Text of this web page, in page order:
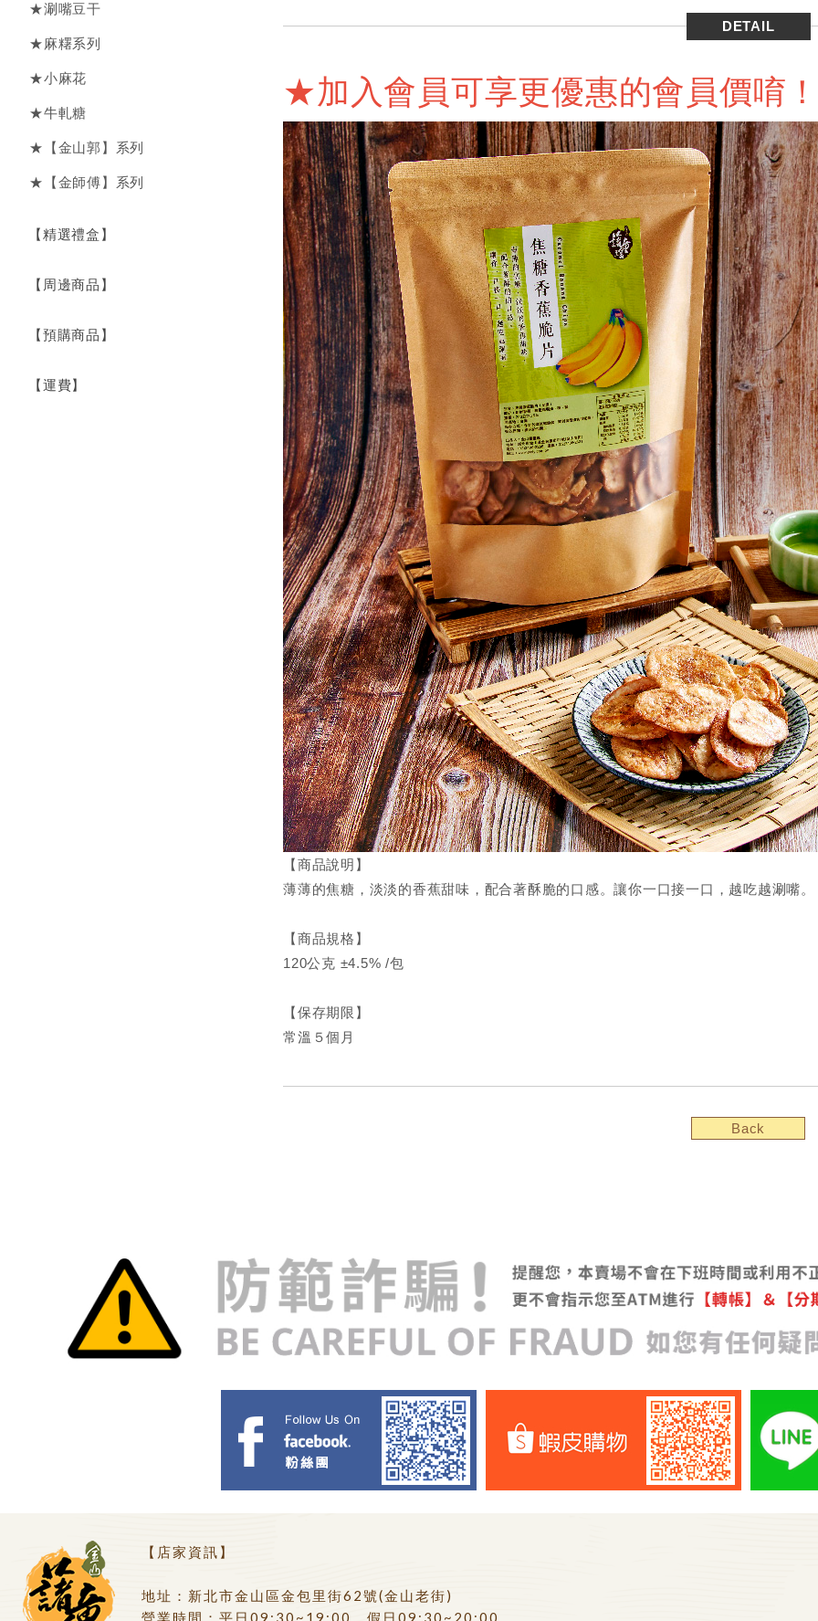
★涮嘴豆干
★麻糬系列
★小麻花
★牛軋糖
★【金山郭】系列
★【金師傅】系列
【精選禮盒】
【周邊商品】
【預購商品】
【運費】
DETAIL
★加入會員可享更優惠的會員價唷
【商品說明】
薄薄的焦糖，淡淡的香蕉甜味，配合著酥脆的口感。讓你一口接一口，越吃越涮嘴。
【商品規格】
120公克 ±4.5% /包
【保存期限】
常溫５個月
Back
【店家資訊】
地址：新北市金山區金包里街62號(金山老街)
營業時間：平日09:30~19:00、假日09:30~20:00